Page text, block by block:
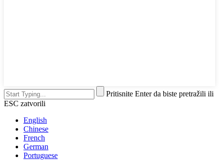
Pritisnite Enter da biste pretražili ili
ESC zatvorili
English
Chinese
French
German
Portuguese